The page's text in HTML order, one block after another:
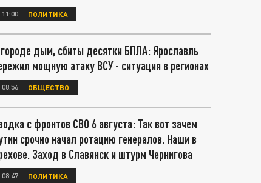
11:00 ПОЛИТИКА
дым, сбиты десятки БПЛА: Ярославль
мощную атаку ВСУ - ситуация в регионах
08:56 ОБЩЕСТВО
с фронтов СВО 6 августа: Так вот зачем
срочно начал ротацию генералов. Наши в
Заход в Славянск и штурм Чернигова
08:47 ПОЛИТИКА